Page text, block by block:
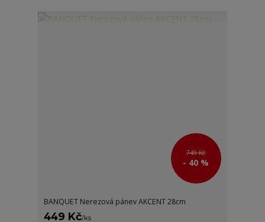
749 Kč
- 40 %
BANQUET Nerezová pánev AKCENT 28cm
449 Kč/ks